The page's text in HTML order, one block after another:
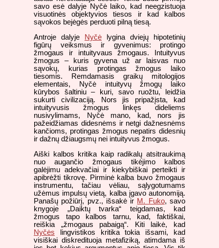
savo esė dalyje Nyčė laiko, kad neegzistuoja
visuotinės objektyvios tiesos ir kad kalbos
sąvokos bejėgės perduoti pilną tiesą.
Antroje dalyje Nyčė lygina dviejų hipotetinių
figūrų veiksmus ir gyvenimus: protingo
žmogaus ir intuityvaus žmogaus. Intuityvus
žmogus – kuris gyvena už ar laisvas nuo
sąvokų, kurias protingas žmogus laiko
tiesomis. Remdamasis graikų mitologijos
elementais, Nyčė intuityvų žmogų laiko
kūrybos šaltiniu – kuri, savo ruožtu, leidžia
sukurti civilizaciją. Nors jis pripažįsta, kad
intuityvusis žmogus linkęs dideliems
nusivylimams, Nyčė mano, kad, nors jis
pažeidžiamas didesnėms ir netgi dažnesnėms
kančioms, protingas žmogus nepatirs didesnių
ir dažnų džiaugsmų nei intuityvus žmogus.
Aiški kalbos kritika kaip radikalų atsitraukimą
nuo augančio žmogaus tikėjimo kalbos
galėjimu adekvačiai ir kiekybiškai perteikti ir
apibrėžti tikrovę. Pirminė kalba buvo žmogaus
instrumentu, tačiau vėliau, sąlygotumams
užėmus impulsų vietą, kalba įgavo autonomiją.
Panašų požiūrį, pvz., išsakė ir M. Fuko, savo
knygoje „Daiktų tvarka“ teigdamas, kad
žmogus tapo kalbos tarnu, kad, faktiškai,
reiškia „žmogaus pabaigą“. Kiti laikė, kad
Nyčės lingvistikos kritika tokia išsami, kad
visiškai diskredituoja metafiziką, atimdama iš